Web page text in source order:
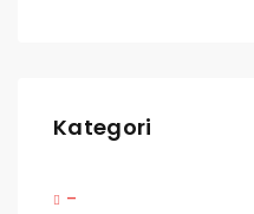
Kategori
–